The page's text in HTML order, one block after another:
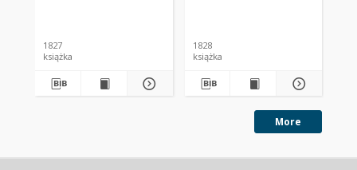
1827
książka
1828
książka
More